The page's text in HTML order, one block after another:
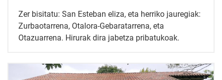
Zer bisitatu: San Esteban eliza, eta herriko jauregiak:
Zurbaotarrena, Otalora-Gebaratarrena, eta
Otazuarrena. Hirurak dira jabetza pribatukoak.